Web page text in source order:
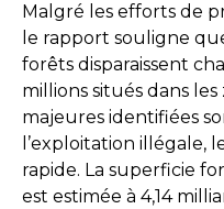
Malgré les efforts de
le rapport souligne
forêts disparaissent
millions situés dans les
majeures identifiées
l’exploitation illégale,
rapide. La superficie
est estimée à 4,14